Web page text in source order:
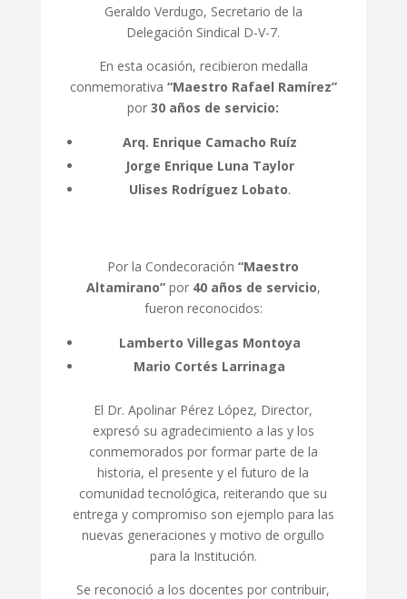
Geraldo Verdugo, Secretario de la
Delegación Sindical D-V-7.
En esta ocasión, recibieron medalla
conmemorativa “Maestro Rafael Ramírez”
por30 años de servicio:
Arq. Enrique Camacho Ruíz
Jorge Enrique Luna Taylor
Ulises Rodríguez Lobato.
Por la Condecoración“Maestro
Altamirano”por 40 años de servicio,
fueron reconocidos:
Lamberto Villegas Montoya
Mario Cortés Larrinaga
El Dr. Apolinar Pérez López, Director,
expresó su agradecimiento a las y los
conmemorados por formar parte de la
historia, el presente y el futuro de la
comunidad tecnológica, reiterando que su
entrega y compromiso son ejemplo para las
nuevas generaciones y motivo de orgullo
para la Institución.
Se reconoció a los docentes por contribuir,